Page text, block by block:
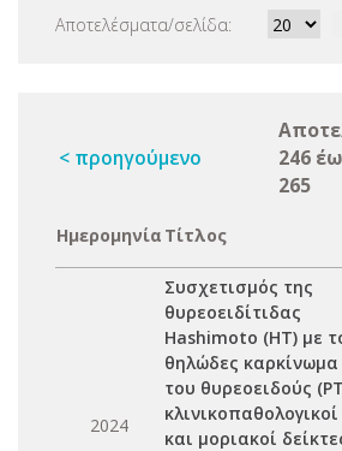
Αποτελέσματα/σελίδα:
< προηγούμενο
246
265
Ημερομηνία Τίτλος
2024
Συσχετισμός της
θυρεοειδίτιδας
Hashimoto (HT) με
θηλώδες καρκίνωμα
του θυρεοειδούς
κλινικοπαθολογικοί
και μοριακοί